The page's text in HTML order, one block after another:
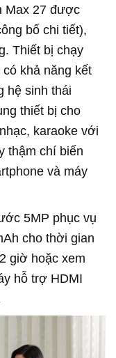
Max 27 được
bố chi tiết),
Thiết bị chạy
khả năng kết
hệ sinh thái
thiết bị cho
karaoke với
thậm chí biến
và máy
5MP phục vụ
cho thời gian
giờ hoặc xem
hỗ trợ HDMI